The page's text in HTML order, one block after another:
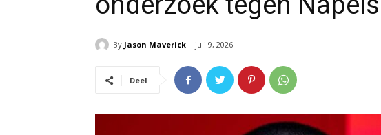
By Jason Maverick juli 9, 2026
Deel